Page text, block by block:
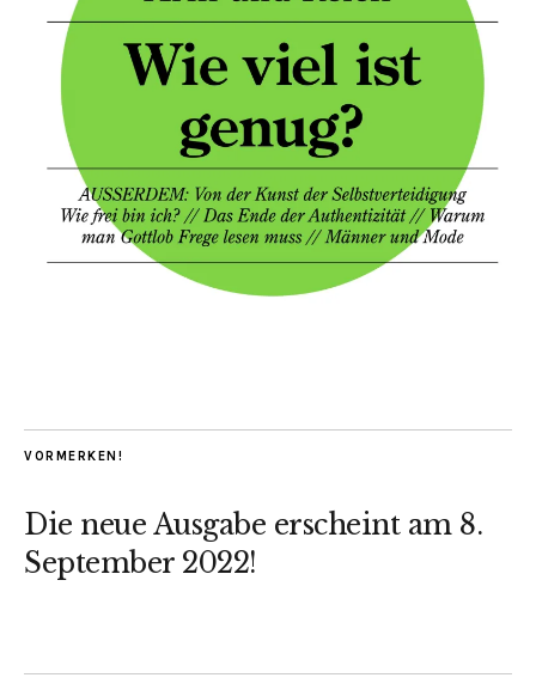
VORMERKEN!
Die neue Ausgabe erscheint am 8.
September 2022!